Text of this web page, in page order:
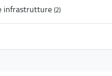
infrastrutture (2)